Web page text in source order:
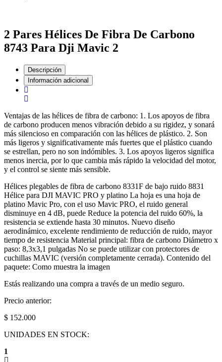
2 Pares Hélices De Fibra De Carbono
8743 Para Dji Mavic 2
Descripción
Información adicional
Ventajas de las hélices de fibra de carbono: 1. Los apoyos de fibra
de carbono producen menos vibración debido a su rigidez, y sonará
más silencioso en comparación con las hélices de plástico. 2. Son
más ligeros y significativamente más fuertes que el plástico cuando
se estrellan, pero no son indómibles. 3. Los apoyos ligeros significa
menos inercia, por lo que cambia más rápido la velocidad del motor,
y el control se siente más sensible.
Hélices plegables de fibra de carbono 8331F de bajo ruido 8831
Hélice para DJI MAVIC PRO y platino La hoja es una hoja de
platino Mavic Pro, con el uso Mavic PRO, el ruido general
disminuye en 4 dB, puede Reduce la potencia del ruido 60%, la
resistencia se extiende hasta 30 minutos. Nuevo diseño
aerodinámico, excelente rendimiento de reducción de ruido, mayor
tiempo de resistencia Material principal: fibra de carbono Diámetro x
paso: 8,3x3,1 pulgadas No se puede utilizar con protectores de
cuchillas MAVIC (versión completamente cerrada). Contenido del
paquete: Como muestra la imagen
Estás realizando una compra a través de un medio seguro.
Precio anterior:
$ 152.000
UNIDADES EN STOCK:
1